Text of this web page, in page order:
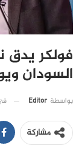
فولكر يدق
السودان
بواسطة Editor
مشاركة